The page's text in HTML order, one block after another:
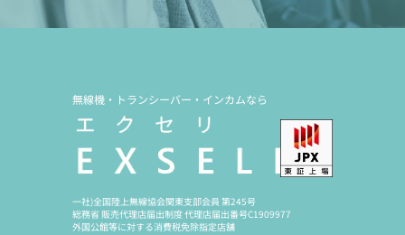
無線機・トランシーバー・インカムなら
一社)全国陸上無線協会関東支部会員 第245号
総務省 販売代理店届出制度 代理店届出番号C1909977
外国公館等に対する消費税免除指定店舗